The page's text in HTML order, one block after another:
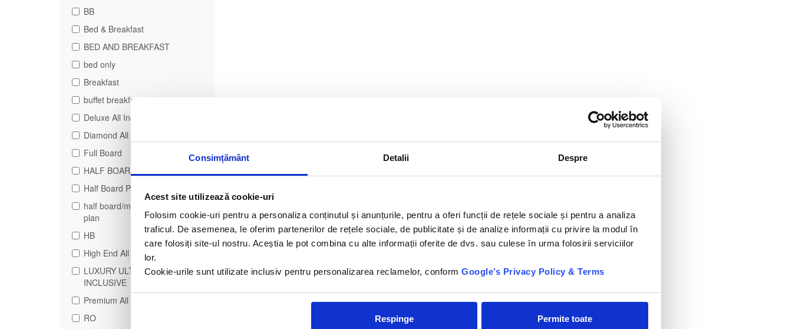
Consimțământ Detalii Despre
Acest site utilizează cookie-uri
Folosim cookie-uri pentru a personaliza conținutul și anunțurile, pentru a oferi funcții de rețele sociale și pentru a analiza
traficul. De asemenea, le oferim partenerilor de rețele sociale, de publicitate și de analize informații cu privire la modul în
care folosiți site-ul nostru. Aceștia le pot combina cu alte informații oferite de dvs. sau culese în urma folosirii serviciilor
lor.
Cookie-urile sunt utilizate inclusiv pentru personalizarea reclamelor, conform Google’s Privacy Policy & Terms
Respinge Permite toate
BB
Bed & Breakfast
BED AND BREAKFAST
bed only
Breakfast
buffet breakfast
Deluxe All Inclusive
Diamond All Inclusive
Full Board
HALF BOARD
Half Board Plus
half board/modified american
plan
HB
High End All Inclusive
LUXURY ULTRA ALL
INCLUSIVE
Premium All Inclusive
RO